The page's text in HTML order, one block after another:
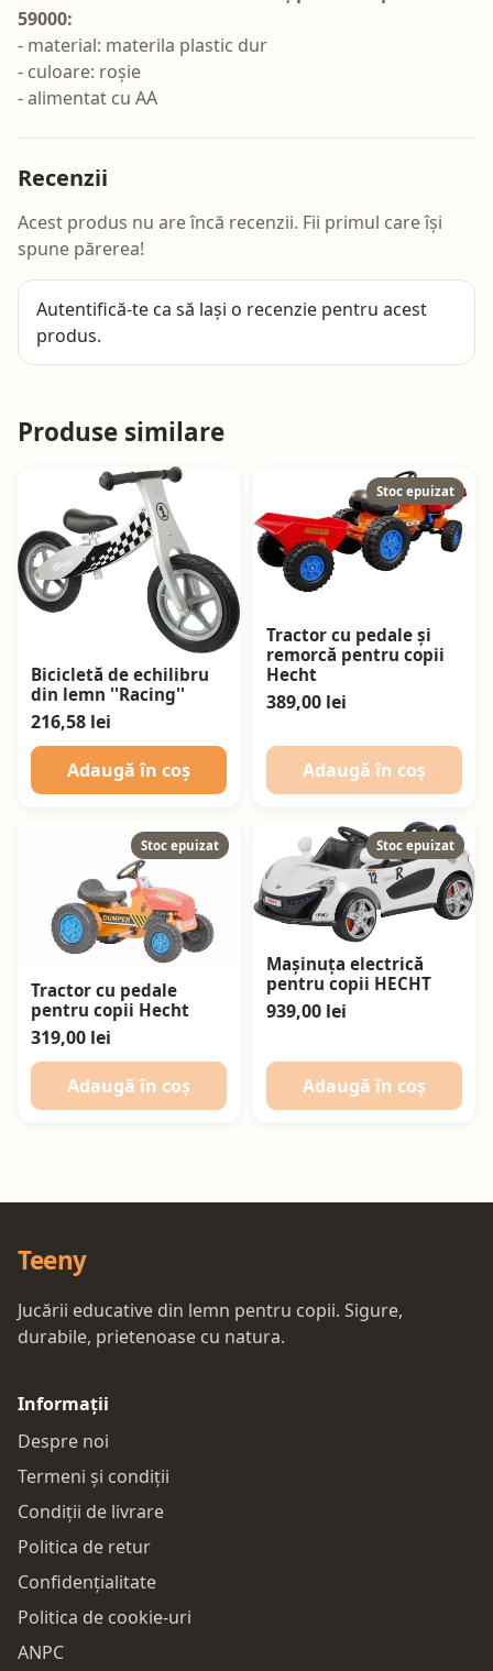
59000:
- material: materila plastic dur
- culoare: roșie
- alimentat cu AA
Recenzii
Acest produs nu are încă recenzii. Fii primul care își
spune părerea!
Autentifică-te ca să lași o recenzie pentru acest
produs.
Produse similare
Bicicletă de echilibru
din lemn ''Racing''
216,58 lei
Adaugă în coș
Stoc epuizat
Tractor cu pedale și
remorcă pentru copii
Hecht
389,00 lei
Adaugă în coș
Stoc epuizat
Tractor cu pedale
pentru copii Hecht
319,00 lei
Adaugă în coș
Stoc epuizat
Mașinuța electrică
pentru copii HECHT
939,00 lei
Adaugă în coș
Teeny
Jucării educative din lemn pentru copii. Sigure,
durabile, prietenoase cu natura.
Informații
Despre noi
Termeni și condiții
Condiții de livrare
Politica de retur
Confidențialitate
Politica de cookie-uri
ANPC